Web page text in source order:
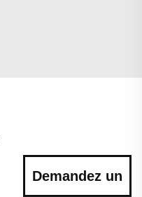
Demandez un